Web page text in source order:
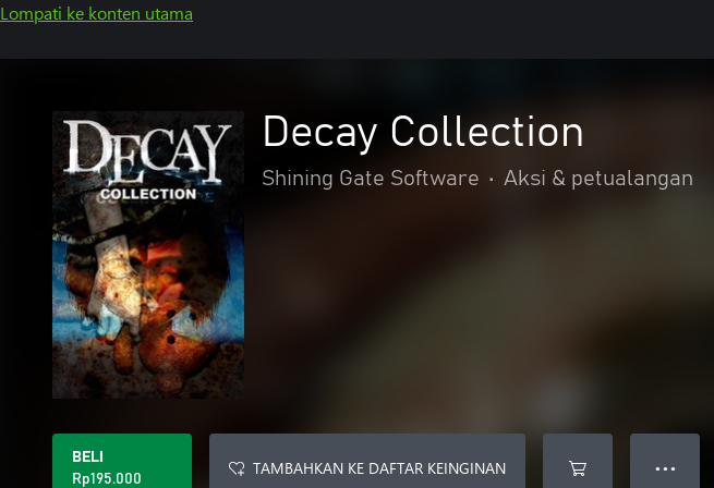
Lompati ke konten utama
Decay Collection
Shining Gate Software • Aksi & petualangan
BELI
Rp195.000
TAMBAHKAN KE DAFTAR KEINGINAN ● ● ●